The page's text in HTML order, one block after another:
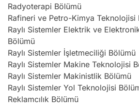
Radyoterapi Bölümü
Rafineri ve Petro-Kimya Teknolojisi
Raylı Sistemler Elektrik ve
Bölümü
Raylı Sistemler İşletmeciliği Bölümü
Raylı Sistemler Makine Teknolojisi
Raylı Sistemler Makinistlik Bölümü
Raylı Sistemler Yol Teknolojisi
Reklamcılık Bölümü